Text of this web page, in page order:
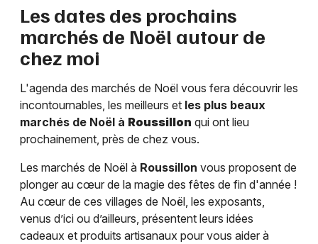
Les dates des prochains
marchés de Noël autour de
chez moi
L'agenda des marchés de Noël vous fera découvrir les
incontournables, les meilleurs et les plus beaux
marchés de Noël à Roussillon qui ont lieu
prochainement, près de chez vous.
Les marchés de Noël à Roussillon vous proposent de
plonger au cœur de la magie des fêtes de fin d'année !
Au cœur de ces villages de Noël, les exposants,
venus d’ici ou d’ailleurs, présentent leurs idées
cadeaux et produits artisanaux pour vous aider à